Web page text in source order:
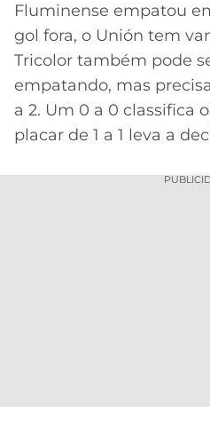
Fluminense empatou
gol fora, o Unión tem
Tricolor também pode
empatando, mas
a 2. Um 0 a 0 classifica
placar de 1 a 1 leva a